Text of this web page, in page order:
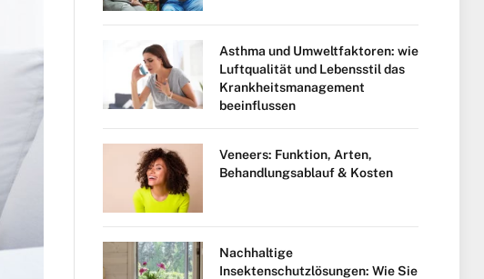
Asthma und Umweltfaktoren: wie
Luftqualität und Lebensstil das
Krankheitsmanagement
beeinflussen
Veneers: Funktion, Arten,
Behandlungsablauf & Kosten
Nachhaltige
Insektenschutzlösungen: Wie Sie